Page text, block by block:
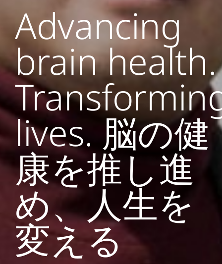
Advancing
brain health.
lives. 脳の健
康を推し進
め、人生を
変える